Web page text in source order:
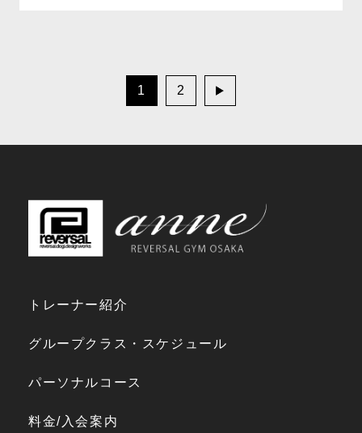
1 2
次
へ
トレーナー紹介
グループクラス・スケジュール
パーソナルコース
料金/入会案内